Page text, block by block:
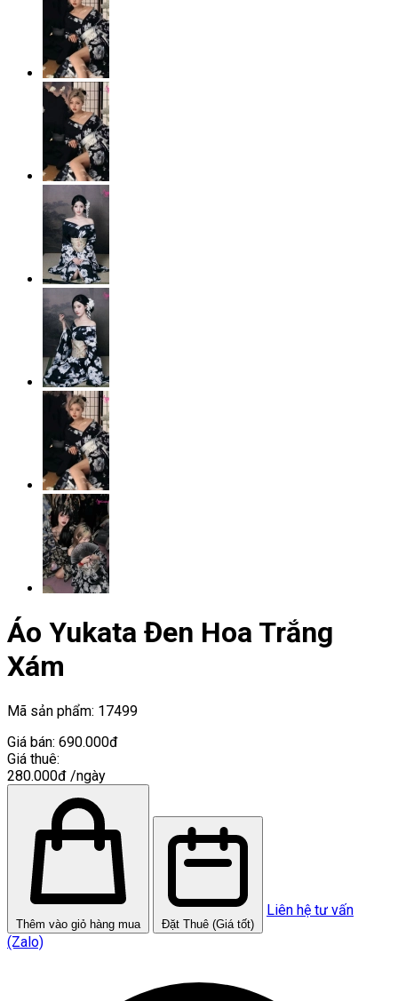
Áo Yukata Đen Hoa Trắng
Xám
Mã sản phẩm: 17499
Giá bán: 690.000đ
Giá thuê:
280.000đ /ngày
Thêm vào giỏ hàng mua Đặt Thuê (Giá tốt)
Liên hệ tư vấn
(Zalo)